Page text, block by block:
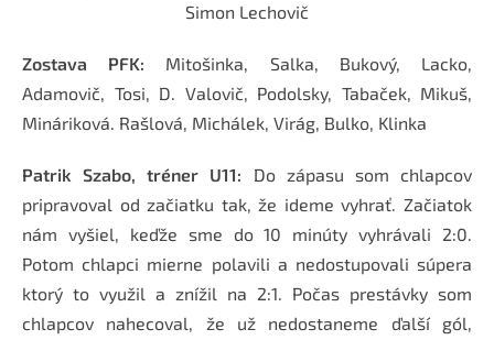
Simon Lechovič
Zostava PFK: Mitošinka, Salka, Bukový, Lacko,
Adamovič, Tosi, D. Valovič, Podolsky, Tabaček, Mikuš,
Mináriková. Rašlová, Michálek, Virág, Bulko, Klinka
Patrik Szabo, tréner U11: Do zápasu som chlapcov
pripravoval od začiatku tak, že ideme vyhrať. Začiatok
nám vyšiel, keďže sme do 10 minúty vyhrávali 2:0.
Potom chlapci mierne polavili a nedostupovali súpera
ktorý to využil a znížil na 2:1. Počas prestávky som
chlapcov nahecoval, že už nedostaneme ďalší gól,